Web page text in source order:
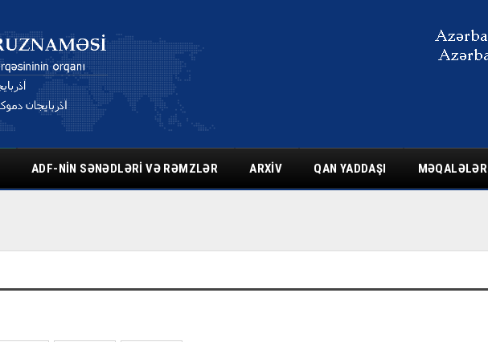
ADF-NIN SƏNƏDLƏRI VƏ RƏMZLƏR ARXIV QAN YADDAŞI MƏQALƏLƏR